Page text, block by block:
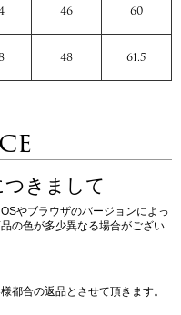
46 60
48 61.5
きまして
やブラウザのバージョンによっ
の色が多少異なる場合がござい
都合の返品とさせて頂きます。